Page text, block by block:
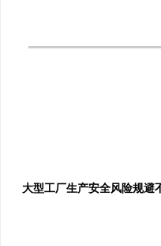
大型工厂生产安全风险规避